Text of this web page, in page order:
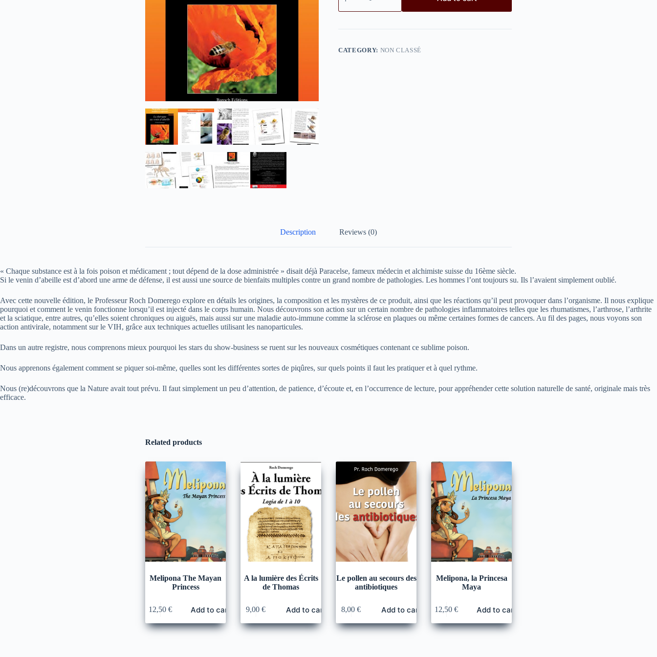
CATEGORY: NON CLASSÉ
Description Reviews (0)
« Chaque substance est à la fois poison et médicament ; tout dépend de la dose administrée » disait déjà Paracelse, fameux médecin et alchimiste suisse du 16ème siècle.
Si le venin d’abeille est d’abord une arme de défense, il est aussi une source de bienfaits multiples contre un grand nombre de pathologies. Les hommes l’ont toujours su. Ils l’avaient simplement oublié.
Avec cette nouvelle édition, le Professeur Roch Domerego explore en détails les origines, la composition et les mystères de ce produit, ainsi que les réactions qu’il peut provoquer dans l’organisme. Il nous explique
pourquoi et comment le venin fonctionne lorsqu’il est injecté dans le corps humain. Nous découvrons son action sur un certain nombre de pathologies inflammatoires telles que les rhumatismes, l’arthrose, l’arthrite
et la sciatique, entre autres, qu’elles soient chroniques ou aiguës, mais aussi sur une maladie auto-immune comme la sclérose en plaques ou même certaines formes de cancers. Au fil des pages, nous voyons son
action antivirale, notamment sur le VIH, grâce aux techniques actuelles utilisant les nanoparticules.
Dans un autre registre, nous comprenons mieux pourquoi les stars du show-business se ruent sur les nouveaux cosmétiques contenant ce sublime poison.
Nous apprenons également comment se piquer soi-même, quelles sont les différentes sortes de piqûres, sur quels points il faut les pratiquer et à quel rythme.
Nous (re)découvrons que la Nature avait tout prévu. Il faut simplement un peu d’attention, de patience, d’écoute et, en l’occurrence de lecture, pour appréhender cette solution naturelle de santé, originale mais très
efficace.
Related products
Melipona The Mayan
Princess
12,50€ Add to cart
A la lumière des Écrits
de Thomas
9,00€ Add to cart
Le pollen au secours des
antibiotiques
8,00€ Add to cart
Melipona, la Princesa
Maya
12,50€ Add to cart